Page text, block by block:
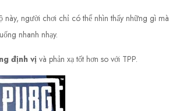
này, người chơi chỉ có thể nhìn thấy những gì mà
nhanh nhạy.
định vị và phản xạ tốt hơn so với TPP.